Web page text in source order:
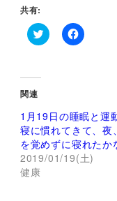
共有:
ク
し
て
T
i
t
t
e
r
で
共
有
F
で
共
有
す
る
に
関連
1月19日の睡眠と運
寝に慣れてきて、夜
を覚めずに寝れたか
2019/01/19(土)
健康